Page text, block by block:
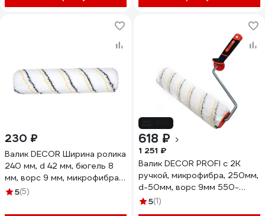
230 ₽
Валик DECOR Ширина ролика
240 мм, d 42 мм, бюгель 8
мм, ворс 9 мм, микрофибра
325-2241
5(5)
618 ₽
1 251 ₽
Валик DECOR PROFI с 2К
ручкой, микрофибра, 250мм,
d-50мм, ворс 9мм 550-
4250 11607162
5(1)